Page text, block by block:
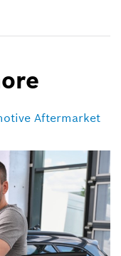
Aftermarket